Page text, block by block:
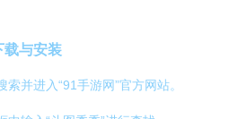
载与安装
索并进入“91手游网”官方网站。